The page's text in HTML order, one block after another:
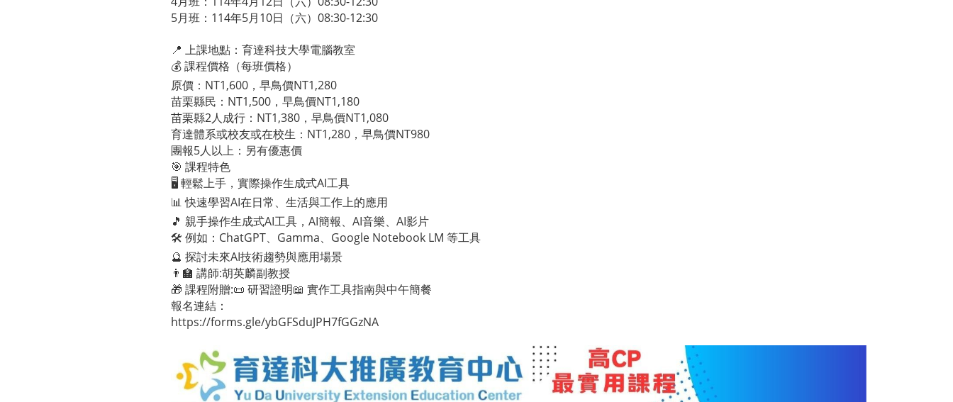
5月班：114年5月10日（六）08:30-12:30
📍 上課地點：育達科技大學電腦教室
💰 課程價格（每班價格）
原價：NT1,600，早鳥價NT1,280
苗栗縣民：NT1,500，早鳥價NT1,180
苗栗縣2人成行：NT1,380，早鳥價NT1,080
育達體系或校友或在校生：NT1,280，早鳥價NT980
團報5人以上：另有優惠價
🎯 課程特色
🖥️ 輕鬆上手，實際操作生成式AI工具
📊 快速學習AI在日常、生活與工作上的應用
🎵 親手操作生成式AI工具，AI簡報、AI音樂、AI影片
🛠️ 例如：ChatGPT、Gamma、Google Notebook LM 等工具
🔮 探討未來AI技術趨勢與應用場景
👨‍🏫 講師:胡英麟副教授
🎁 課程附贈:📜 研習證明📖 實作工具指南與中午簡餐
報名連結：
https://forms.gle/ybGFSduJPH7fGGzNA